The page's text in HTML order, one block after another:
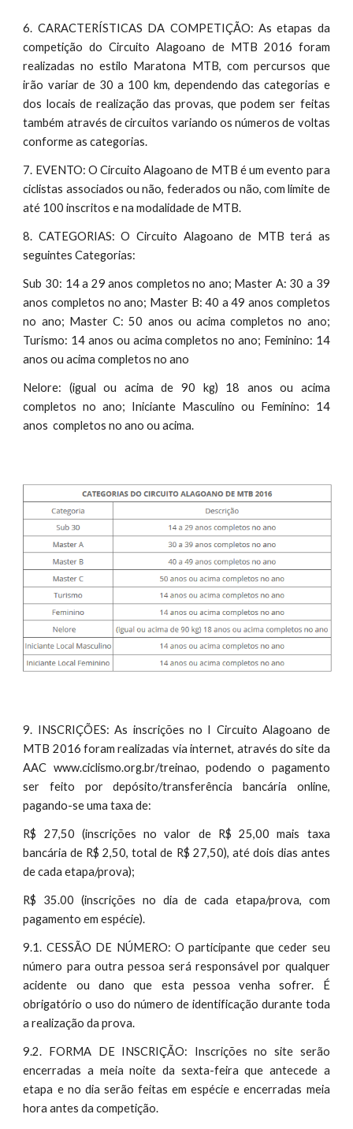
6. CARACTERÍSTICAS DA COMPETIÇÃO: As etapas da
competição do Circuito Alagoano de MTB 2016 foram
realizadas no estilo Maratona MTB, com percursos que
irão variar de 30 a 100 km, dependendo das categorias e
dos locais de realização das provas, que podem ser feitas
também através de circuitos variando os números de voltas
conforme as categorias.
7. EVENTO: O Circuito Alagoano de MTB é um evento para
ciclistas associados ou não, federados ou não, com limite de
até 100 inscritos e na modalidade de MTB.
8. CATEGORIAS: O Circuito Alagoano de MTB terá as
seguintes Categorias:
Sub 30: 14 a 29 anos completos no ano; Master A: 30 a 39
anos completos no ano; Master B: 40 a 49 anos completos
no ano; Master C: 50 anos ou acima completos no ano;
Turismo: 14 anos ou acima completos no ano; Feminino: 14
anos ou acima completos no ano
Nelore: (igual ou acima de 90 kg) 18 anos ou acima
completos no ano; Iniciante Masculino ou Feminino: 14
anos completos no ano ou acima.
9. INSCRIÇÕES: As inscrições no I Circuito Alagoano de
MTB 2016 foram realizadas via internet, através do site da
AAC www.ciclismo.org.br/treinao, podendo o pagamento
ser feito por depósito/transferência bancária online,
pagando-se uma taxa de:
R$ 27,50 (inscrições no valor de R$ 25,00 mais taxa
bancária de R$ 2,50, total de R$ 27,50), até dois dias antes
de cada etapa/prova);
R$ 35.00 (inscrições no dia de cada etapa/prova, com
pagamento em espécie).
9.1. CESSÃO DE NÚMERO: O participante que ceder seu
número para outra pessoa será responsável por qualquer
acidente ou dano que esta pessoa venha sofrer. É
obrigatório o uso do número de identificação durante toda
a realização da prova.
9.2. FORMA DE INSCRIÇÃO: Inscrições no site serão
encerradas a meia noite da sexta-feira que antecede a
etapa e no dia serão feitas em espécie e encerradas meia
hora antes da competição.